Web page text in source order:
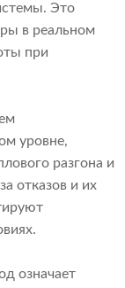
Это
в реальном
при
уровне,
разгона и
отказов и их
означает